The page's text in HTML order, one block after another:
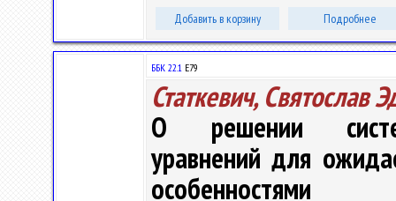
Добавить в корзину Подробнее
ББК 22.1 Е79
Статкевич, Святослав
О решении
уравнений для
особенностями